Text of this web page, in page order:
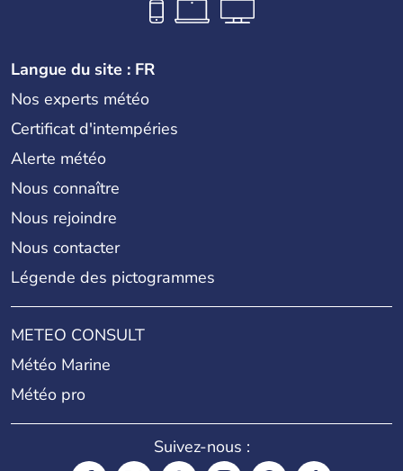
Langue du site : FR
Nos experts météo
Certificat d'intempéries
Alerte météo
Nous connaître
Nous rejoindre
Nous contacter
Légende des pictogrammes
METEO CONSULT
Météo Marine
Météo pro
Suivez-nous :